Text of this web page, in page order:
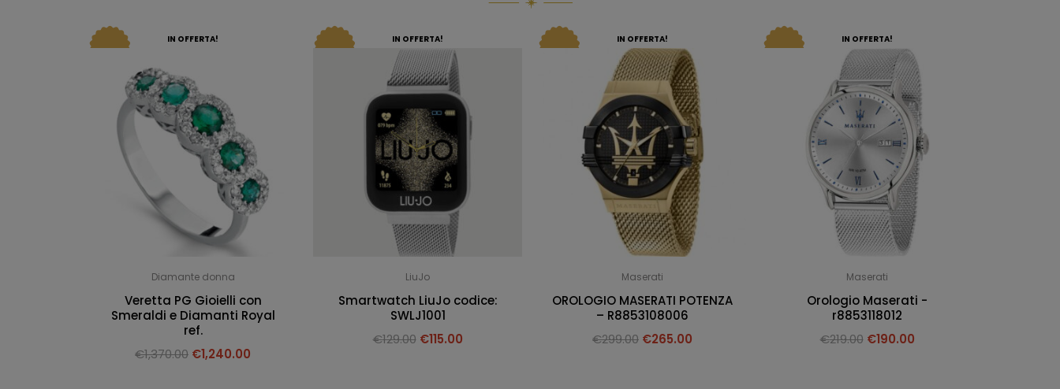
IN OFFERTA!
Diamante donna
Veretta PG Gioielli con
Smeraldi e Diamanti Royal
ref.
€1,370.00 €1,240.00
IN OFFERTA!
LiuJo
Smartwatch LiuJo codice:
SWLJ1001
€129.00 €115.00
IN OFFERTA!
Maserati
OROLOGIO MASERATI POTENZA
– R8853108006
€299.00 €265.00
IN OFFERTA!
Maserati
Orologio Maserati -
r8853118012
€219.00 €190.00